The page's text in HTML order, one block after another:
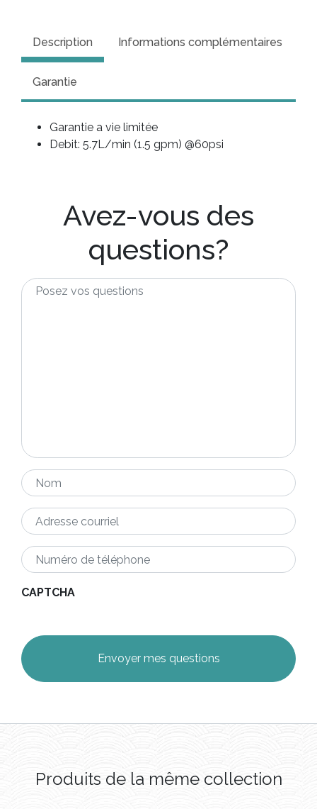
Description Informations complémentaires
Garantie
Garantie a vie limitée
Debit: 5.7L/min (1.5 gpm) @60psi
Avez-vous des
questions?
Posez
vos
Nom
Adresse
courriel *
Numéro
de
CAPTCHA
Produits de la même collection